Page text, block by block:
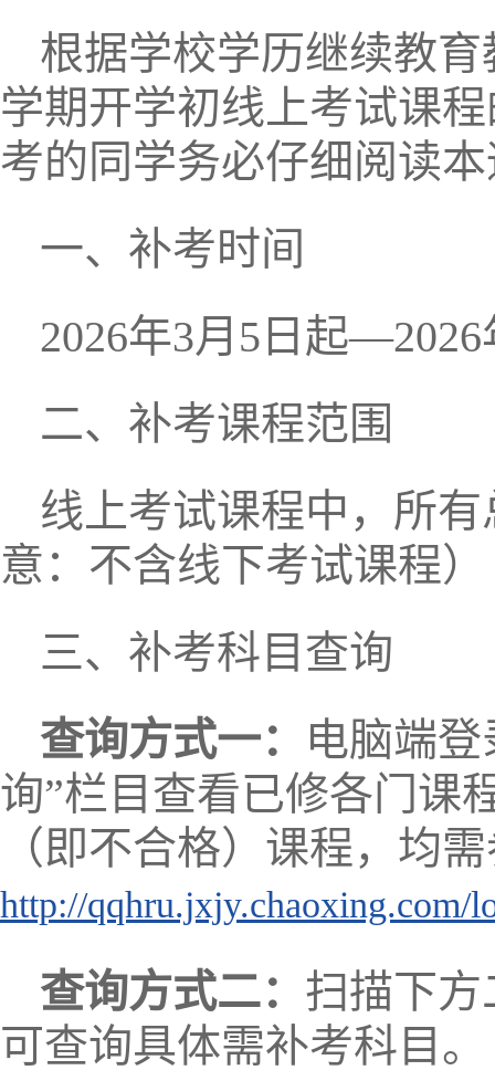
根据学校学历继续教
学期开学初线上考试课
考的同学务必仔细阅读
一、补考时间
2026年3月5日起
二、补考课程范围
线上考试课程中，所
意：不含线下考试课程）
三、补考科目查询
查询方式一：
电脑端
询”栏目查看已修各门课
（即不合格）课程，均
http://qqhru.jxjy.chaoxing.com/
查询方式二： 扫描下
可查询具体需补考科目。